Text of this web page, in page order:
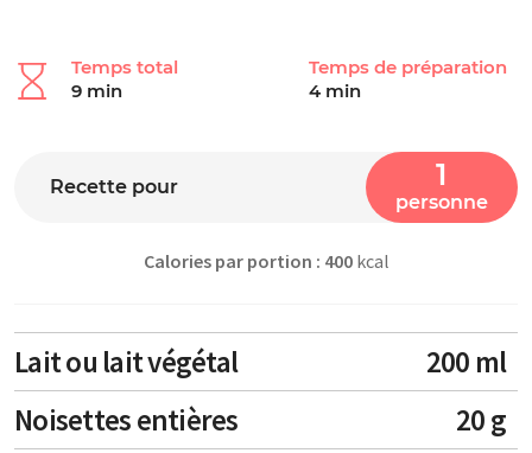
Temps total
9 min
Temps de préparation
4 min
Recette pour 1
personne
Calories par portion : 400kcal
Lait ou lait végétal
200 ml
Noisettes entières
20 g